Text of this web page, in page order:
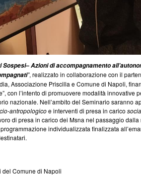
Sospesi–Azioni di accompagnamento
”, realizzato in collaborazione con il
Associazione Priscilla e Comune di Napoli,
con l’intento di promuovere modalità innovative
nazionale. Nell’ambito del Seminario saranno
antropologicoe interventi di presa in carico
di presa in carico dei Msna nel passaggio dalla
individualizzata finalizzata
del Comune di Napoli